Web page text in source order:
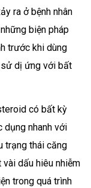
ra ở bệnh nhân
biện pháp
trước khi dùng
dị ứng với bất
có bất kỳ
dụng nhanh với
trạng thái căng
dấu hiêu nhiễm
trong quá trình